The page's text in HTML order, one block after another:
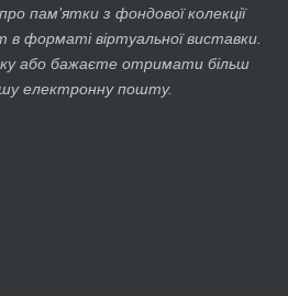
пам’ятки з фондової колекції
форматі віртуальної виставки.
або бажаєте отримати більш
електронну пошту.